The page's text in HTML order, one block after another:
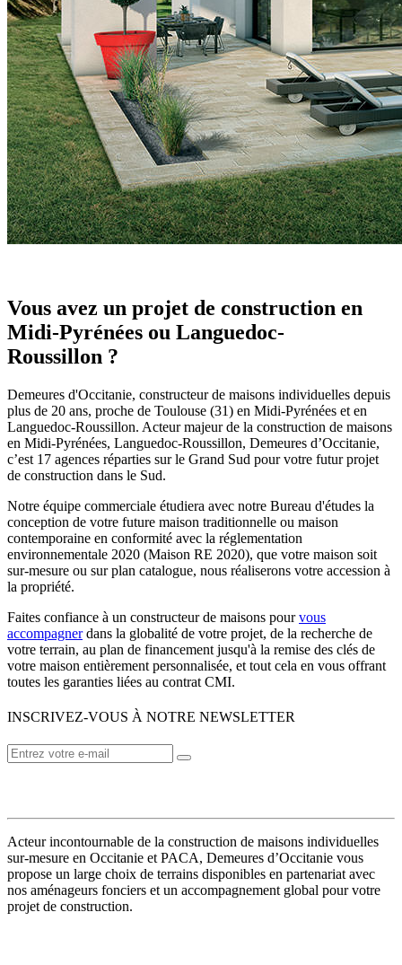
Vous avez un projet de construction en
Midi-Pyrénées ou Languedoc-
Roussillon ?
Demeures d'Occitanie, constructeur de maisons individuelles depuis
plus de 20 ans, proche de Toulouse (31) en Midi-Pyrénées et en
Languedoc-Roussillon. Acteur majeur de la construction de maisons
en Midi-Pyrénées, Languedoc-Roussillon, Demeures d’Occitanie,
c’est 17 agences réparties sur le Grand Sud pour votre futur projet
de construction dans le Sud.
Notre équipe commerciale étudiera avec notre Bureau d'études la
conception de votre future maison traditionnelle ou maison
contemporaine en conformité avec la réglementation
environnementale 2020 (Maison RE 2020), que votre maison soit
sur-mesure ou sur plan catalogue, nous réaliserons votre accession à
la propriété.
Faites confiance à un constructeur de maisons pourvous
accompagnerdans la globalité de votre projet, de la recherche de
votre terrain, au plan de financement jusqu'à la remise des clés de
votre maison entièrement personnalisée, et tout cela en vous offrant
toutes les garanties liées au contrat CMI.
INSCRIVEZ-VOUS À NOTRE NEWSLETTER
Acteur incontournable de la construction de maisons individuelles
sur-mesure en Occitanie et PACA, Demeures d’Occitanie vous
propose un large choix de terrains disponibles en partenariat avec
nos aménageurs fonciers et un accompagnement global pour votre
projet de construction.